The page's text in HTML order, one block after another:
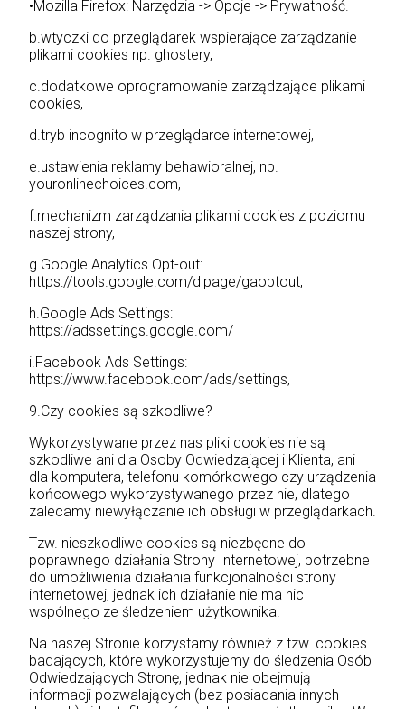
•Mozilla Firefox: Narzędzia -> Opcje -> Prywatność.
b.wtyczki do przeglądarek wspierające zarządzanie
plikami cookies np. ghostery,
c.dodatkowe oprogramowanie zarządzające plikami
cookies,
d.tryb incognito w przeglądarce internetowej,
e.ustawienia reklamy behawioralnej, np.
youronlinechoices.com,
f.mechanizm zarządzania plikami cookies z poziomu
naszej strony,
g.Google Analytics Opt-out:
https://tools.google.com/dlpage/gaoptout,
h.Google Ads Settings:
https://adssettings.google.com/
i.Facebook Ads Settings:
https://www.facebook.com/ads/settings,
9.Czy cookies są szkodliwe?
Wykorzystywane przez nas pliki cookies nie są
szkodliwe ani dla Osoby Odwiedzającej i Klienta, ani
dla komputera, telefonu komórkowego czy urządzenia
końcowego wykorzystywanego przez nie, dlatego
zalecamy niewyłączanie ich obsługi w przeglądarkach.
Tzw. nieszkodliwe cookies są niezbędne do
poprawnego działania Strony Internetowej, potrzebne
do umożliwienia działania funkcjonalności strony
internetowej, jednak ich działanie nie ma nic
wspólnego ze śledzeniem użytkownika.
Na naszej Stronie korzystamy również z tzw. cookies
badających, które wykorzystujemy do śledzenia Osób
Odwiedzających Stronę, jednak nie obejmują
informacji pozwalających (bez posiadania innych